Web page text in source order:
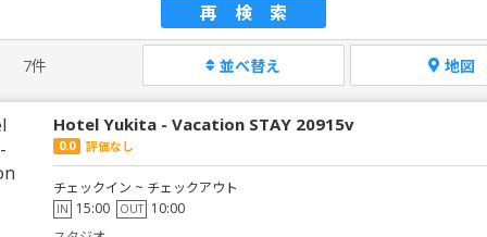
再検索
7件 並べ替え 地図
Hotel Yukita - Vacation STAY 20915v
0.0 評価なし
チェックイン ~ チェックアウト
IN 15:00 OUT 10:00